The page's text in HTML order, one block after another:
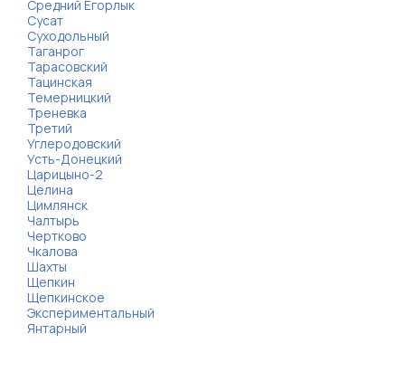
Средний Егорлык
Сусат
Суходольный
Таганрог
Тарасовский
Тацинская
Темерницкий
Треневка
Третий
Углеродовский
Усть-Донецкий
Царицыно-2
Целина
Цимлянск
Чалтырь
Чертково
Чкалова
Шахты
Щепкин
Щепкинское
Экспериментальный
Янтарный